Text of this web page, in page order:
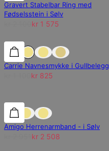
Gravert Stabelbar Ring med
Fødselsstein i Sølv
kr 1 575
25% rabatt
Carrie Navnesmykke i Gullbelegg
kr 825
15% rabatt
Amigo Herrenarmband - i Sølv
kr 2 508